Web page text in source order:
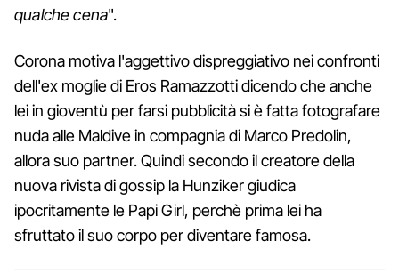
qualche cena".
Corona motiva l'aggettivo dispreggiativo nei confronti
dell'ex moglie di Eros Ramazzotti dicendo che anche
lei in gioventù per farsi pubblicità si è fatta fotografare
nuda alle Maldive in compagnia di Marco Predolin,
allora suo partner. Quindi secondo il creatore della
nuova rivista di gossip la Hunziker giudica
ipocritamente le Papi Girl, perchè prima lei ha
sfruttato il suo corpo per diventare famosa.